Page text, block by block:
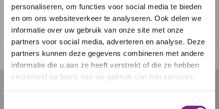
personaliseren, om functies voor social media te bieden
en om ons websiteverkeer te analyseren. Ook delen we
informatie over uw gebruik van onze site met onze
partners voor social media, adverteren en analyse. Deze
partners kunnen deze gegevens combineren met andere
informatie die u aan ze heeft verstrekt of die ze hebben
verzameld op basis van uw gebruik van hun services.
IK BEN WERKGEVER OVER STUDENTALENT
SPECIALISATIES